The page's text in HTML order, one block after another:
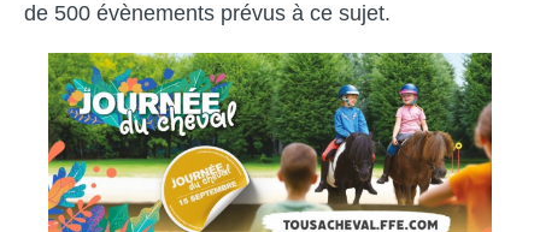
de 500 évènements prévus à ce sujet.